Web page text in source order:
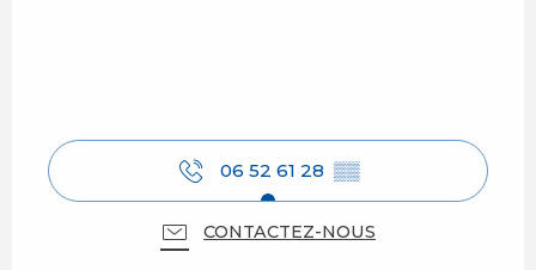
06 52 61 28 ▒▒
CONTACTEZ-NOUS